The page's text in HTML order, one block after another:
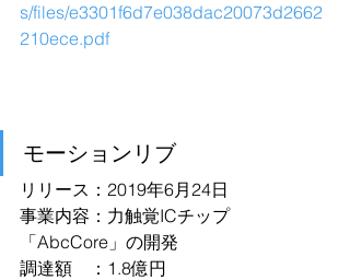
s/files/e3301f6d7e038dac20073d2662
210ece.pdf
モーションリブ
リリース：2019年6月24日
事業内容：力触覚ICチップ
「AbcCore」の開発
調達額　：1.8億円